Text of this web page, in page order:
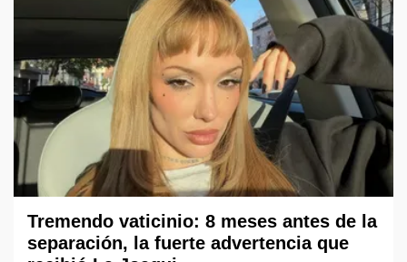
Tremendo vaticinio: 8 meses antes de la
separación, la fuerte advertencia que